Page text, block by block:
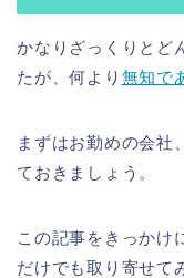
かなりざっくりとど
たが、何より 無知で
まずはお勤めの会社
ておきましょう。
この記事をきっかけ
だけでも取り寄せて